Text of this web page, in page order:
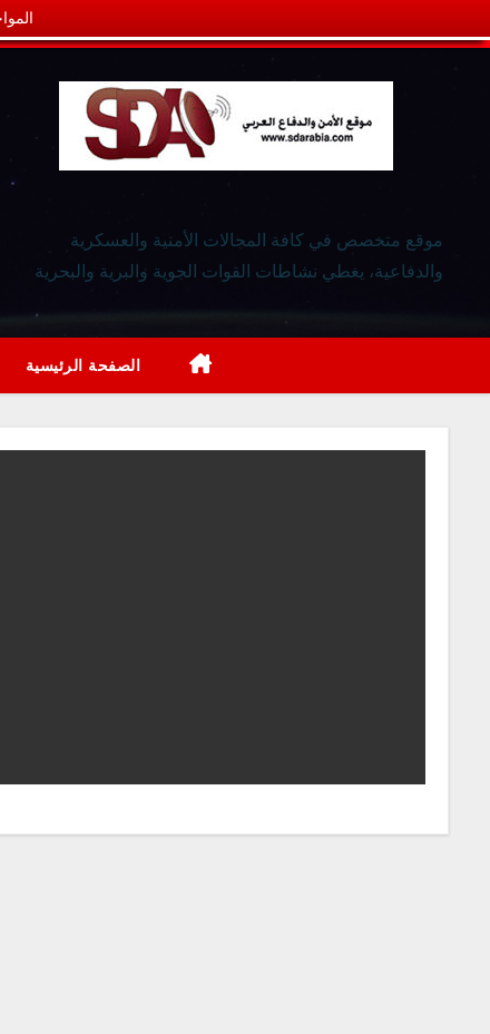
موقع متخصص في كافة المجالات الأمنية والعسكرية
والدفاعية، يغطي نشاطات القوات الجوية والبرية والبحرية
الصفحة الرئيسية